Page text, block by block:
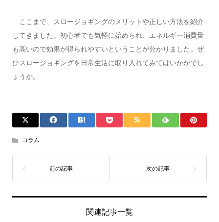
ここまで、スロージョギングのメリットや正しい方法を紹介
してきました。初心者でも気軽に始められ、エネルギー消費量
も高いので効果が得られやすいということが分かりました。ぜ
ひスロージョギングを日常生活に取り入れてみてはいかがでし
ょうか。
コラム
関連記事一覧